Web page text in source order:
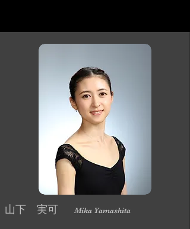
山下 実可 Mika Yamashita